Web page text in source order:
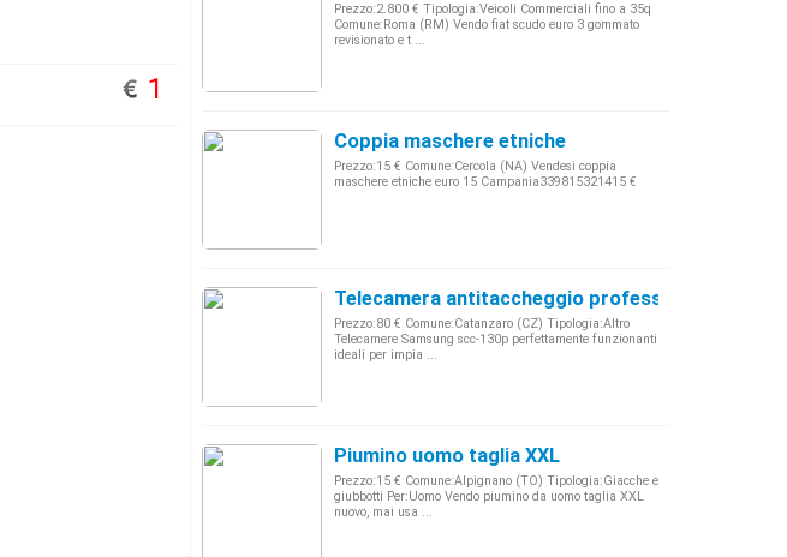
1
Prezzo:2.800 € Tipologia:Veicoli Commerciali fino a 35q
Comune:Roma (RM) Vendo fiat scudo euro 3 gommato
revisionato e t ...
Coppia maschere etniche
Prezzo:15 € Comune:Cercola (NA) Vendesi coppia
maschere etniche euro 15 Campania339815321415 €
Telecamera antitaccheggio professionale
Prezzo:80 € Comune:Catanzaro (CZ) Tipologia:Altro
Telecamere Samsung scc-130p perfettamente funzionanti
ideali per impia ...
Piumino uomo taglia XXL
Prezzo:15 € Comune:Alpignano (TO) Tipologia:Giacche e
giubbotti Per:Uomo Vendo piumino da uomo taglia XXL
nuovo, mai usa ...